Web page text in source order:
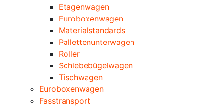
Etagenwagen
Euroboxenwagen
Materialstandards
Pallettenunterwagen
Roller
Schiebebügelwagen
Tischwagen
Euroboxenwagen
Fasstransport